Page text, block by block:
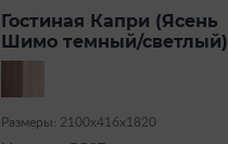
Гостиная Капри (Ясень
Шимо темный/светлый)
Размеры: 2100х416х1820